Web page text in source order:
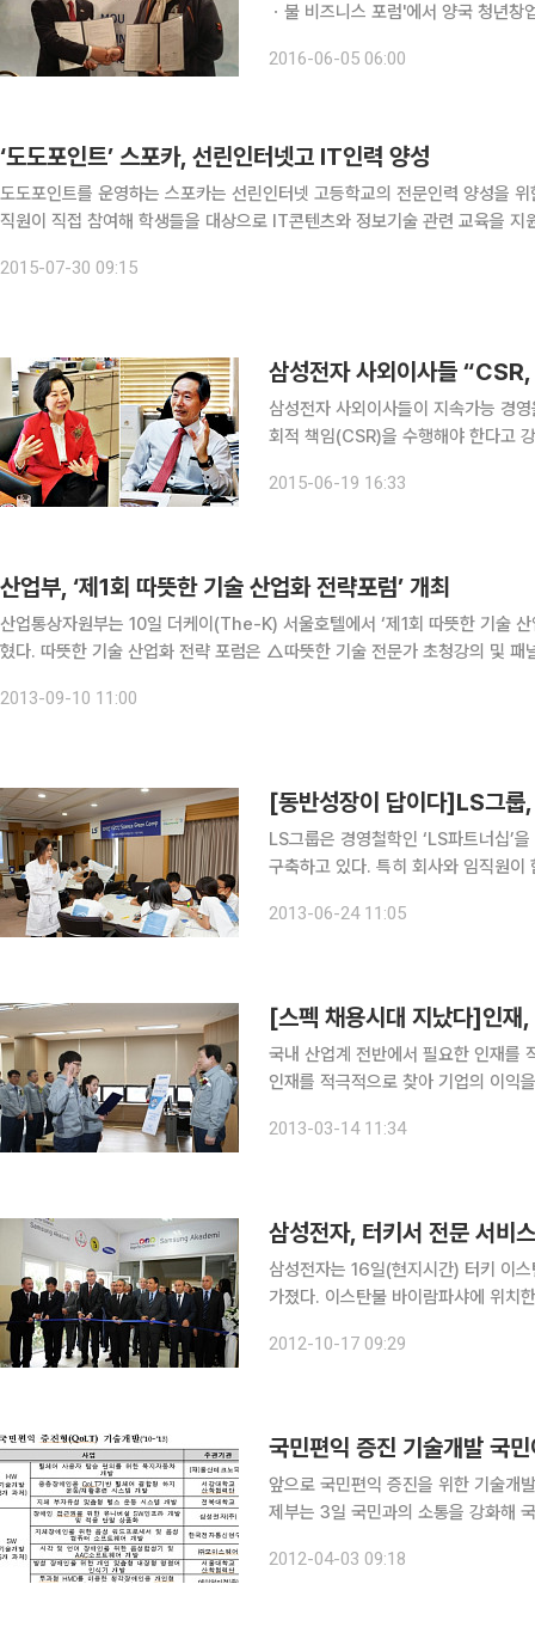
ㆍ불 비즈니스 포럼'에서 양국 청년창업
해 설립한 민간기관이다. 매년 1000
2016-06-05 06:00
‘도도포인트’ 스포카, 선린인터넷고 IT인력 양성
도도포인트를 운영하는 스포카는 선린인터넷 고등학교의 전문인력 양성을 위한 산학 협
직원이 직접 참여해 학생들을 대상으로 IT콘텐츠와 정보기술 관련 교육을
2015-07-30 09:15
삼성전자 사외이사들
삼성전자 사외이사들이 지속가능 경
회적 책임(CSR)을 수행해야 한다고 강조했다. 삼성전자는 19일 공식 블로그 삼
보공학부 교수)와 김은미 이사(이화
2015-06-19 16:33
산업부, ‘제1회 따뜻한 기술 산업화 전략포럼’ 개최
산업통상자원부는 10일 더케이(The-K) 서울호텔에서 ‘제1회 따뜻한 기술
혔다. 따뜻한 기술 산업화 전략 포럼은 △따뜻한 기술 전문가 초청강의 및 패널토론 △국민편익증진기술개발사업 성과발표 및 성과전시회
2013-09-10 11:00
[동반성장이 답이다]LS그룹
LS그룹은 경영철학인 ‘LS파트너십’
구축하고 있다. 특히 회사와 임직원
서다. 지난해 9월 LS전선, LS산전,
2013-06-24 11:05
[스펙 채용시대 지났다]인재
국내 산업계 전반에서 필요한 인재를
인재를 적극적으로 찾아 기업의 이익을 단시간에
중공업은 지난해 10월 교육과학기술
2013-03-14 11:34
삼성전자, 터키서 전문 서비
삼성전자는 16일(현지시간) 터키 이
가졌다. 이스탄불 바이람파샤에 위치한 이스탄불 티자렛 오다스 기술 고등학교에서 열린 ‘삼성 아카
총영사관 총영사, 우르 에르데네르
2012-10-17 09:29
국민편익 증진 기술개발 국
앞으로 국민편익 증진을 위한 기술개발
제부는 3일 국민과의 소통을 강화해
국민편익 증진 기술개발 사업은 사회
2012-04-03 09:18